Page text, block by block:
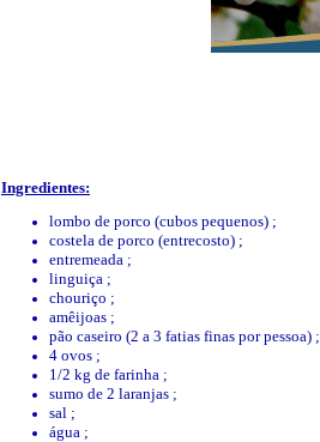
Ingredientes:
lombo de porco (cubos pequenos) ;
costela de porco (entrecosto) ;
entremeada ;
linguiça ;
chouriço ;
amêijoas ;
pão caseiro (2 a 3 fatias finas por pessoa) ;
4 ovos ;
1/2 kg de farinha ;
sumo de 2 laranjas ;
sal ;
água ;